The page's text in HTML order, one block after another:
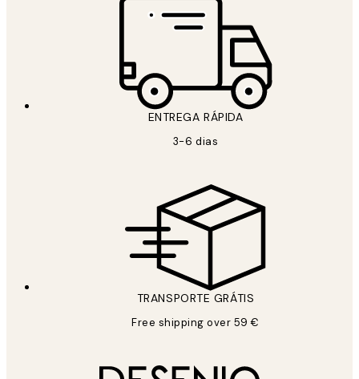
ENTREGA RÁPIDA
3-6 dias
TRANSPORTE GRÁTIS
Free shipping over 59 €